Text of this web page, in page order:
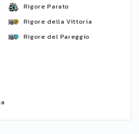
Rigore Parato
Rigore della Vittoria
Rigore del Pareggio